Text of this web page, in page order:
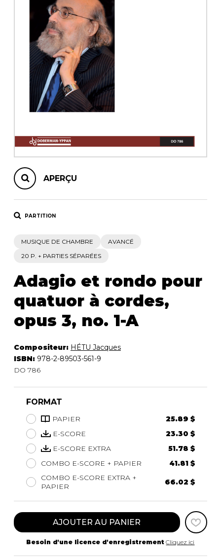
AUTRES PRODUITS
APERÇU
PARTITION
MUSIQUE DE CHAMBRE
AVANCÉ
20 P. + PARTIES SÉPARÉES
Adagio et rondo pour
quatuor à cordes,
opus 3, no. 1-A
Compositeur: HÉTU Jacques
ISBN: 978-2-89503-561-9
DO 786
FORMAT
PAPIER
25.89 $
E-SCORE
23.30 $
E-SCORE EXTRA
51.78 $
COMBO E-SCORE + PAPIER
41.81 $
COMBO E-SCORE EXTRA +
PAPIER
66.02 $
AJOUTER AU PANIER
Besoin d'une licence d'enregistrement Cliquez ici